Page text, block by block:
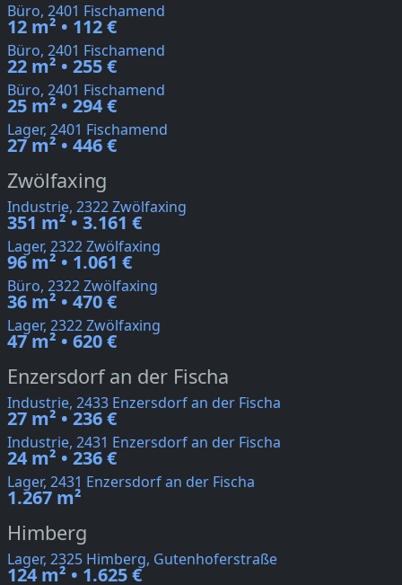
Büro, 2401 Fischamend
12 m² • 112 €
Büro, 2401 Fischamend
22 m² • 255 €
Büro, 2401 Fischamend
25 m² • 294 €
Lager, 2401 Fischamend
27 m² • 446 €
Zwölfaxing
Industrie, 2322 Zwölfaxing
351 m² • 3.161 €
Lager, 2322 Zwölfaxing
96 m² • 1.061 €
Büro, 2322 Zwölfaxing
36 m² • 470 €
Lager, 2322 Zwölfaxing
47 m² • 620 €
Enzersdorf an der Fischa
Industrie, 2433 Enzersdorf an der Fischa
27 m² • 236 €
Industrie, 2431 Enzersdorf an der Fischa
24 m² • 236 €
Lager, 2431 Enzersdorf an der Fischa
1.267 m²
Himberg
Lager, 2325 Himberg, Gutenhoferstraße
124 m² • 1.625 €